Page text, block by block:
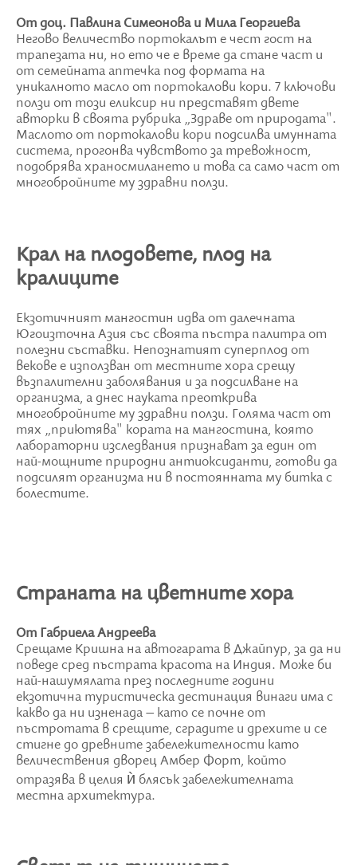
От доц. Павлина Симеонова и Мила Георгиева
Негово величество портокалът е чест гост на
трапезата ни, но ето че е време да стане част и
от семейната аптечка под формата на
уникалното масло от портокалови кори. 7 ключови
ползи от този еликсир ни представят двете
авторки в своята рубрика „Здраве от природата".
Маслото от портокалови кори подсилва имунната
система, прогонва чувството за тревожност,
подобрява храносмилането и това са само част от
многобройните му здравни ползи.
Крал на плодовете, плод на
кралиците
Екзотичният мангостин идва от далечната
Югоизточна Азия със своята пъстра палитра от
полезни съставки. Непознатият суперплод от
векове е използван от местните хора срещу
възпалителни заболявания и за подсилване на
организма, а днес науката преоткрива
многобройните му здравни ползи. Голяма част от
тях „приютява" кората на мангостина, която
лабораторни изследвания признават за един от
най-мощните природни антиоксиданти, готови да
подсилят организма ни в постоянната му битка с
болестите.
Страната на цветните хора
От Габриела Андреева
Срещаме Кришна на автогарата в Джайпур, за да ни
поведе сред пъстрата красота на Индия. Може би
най-нашумялата през последните години
екзотична туристическа дестинация винаги има с
какво да ни изненада – като се почне от
пъстротата в срещите, сградите и дрехите и се
стигне до древните забележителности като
величествения дворец Амбер Форт, който
отразява в целия ѝ блясък забележителната
местна архитектура.